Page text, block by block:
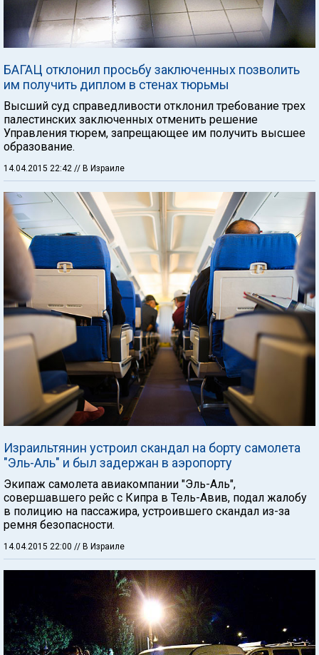
БАГАЦ отклонил просьбу заключенных позволить
им получить диплом в стенах тюрьмы
Высший суд справедливости отклонил требование трех
палестинских заключенных отменить решение
Управления тюрем, запрещающее им получить высшее
образование.
14.04.2015 22:42 // В Израиле
Израильтянин устроил скандал на борту самолета
"Эль-Аль" и был задержан в аэропорту
Экипаж самолета авиакомпании "Эль-Аль",
совершавшего рейс с Кипра в Тель-Авив, подал жалобу
в полицию на пассажира, устроившего скандал из-за
ремня безопасности.
14.04.2015 22:00 // В Израиле